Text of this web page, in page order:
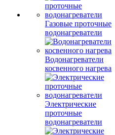
Газовые проточные
водонагреватели
Водонагреватели
косвенного нагрева
Электрические
проточные
водонагреватели